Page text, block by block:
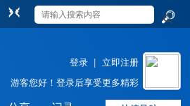
索
登录
立即注册
游客您好！登录后享受更多精彩